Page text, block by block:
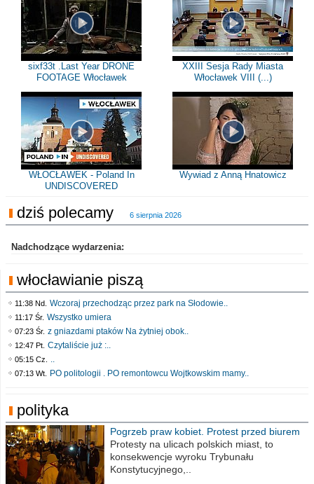
sixf33t .Last Year DRONE
FOOTAGE Włocławek
XXIII Sesja Rady Miasta
Włocławek VIII (...)
WŁOCŁAWEK - Poland In
UNDISCOVERED
Wywiad z Anną Hnatowicz
dziś polecamy 6 sierpnia 2026
Nadchodzące wydarzenia:
włocławianie piszą
11:38 Nd. Wczoraj przechodząc przez park na Słodowie..
11:17 Śr. Wszystko umiera
07:23 Śr. z gniazdami ptaków Na żytniej obok..
12:47 Pt. Czytaliście już :..
05:15 Cz. ..
07:13 Wt. PO politologii . PO remontowcu Wojtkowskim mamy..
polityka
Pogrzeb praw kobiet. Protest przed biurem
poselskim PiS
Protesty na ulicach polskich miast, to
konsekwencje wyroku Trybunału
Konstytucyjnego,..